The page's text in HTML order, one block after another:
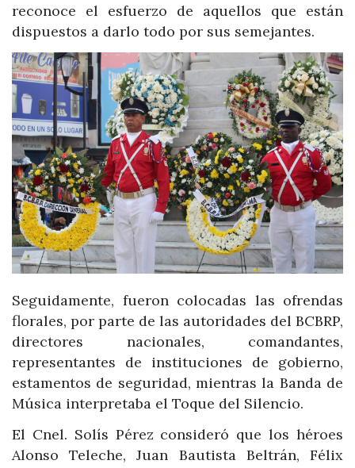
reconoce el esfuerzo de aquellos que están
dispuestos a darlo todo por sus semejantes.
Seguidamente, fueron colocadas las ofrendas
florales, por parte de las autoridades del BCBRP,
directores nacionales, comandantes,
representantes de instituciones de gobierno,
estamentos de seguridad, mientras la Banda de
Música interpretaba el Toque del Silencio.
El Cnel. Solís Pérez consideró que los héroes
Alonso Teleche, Juan Bautista Beltrán, Félix